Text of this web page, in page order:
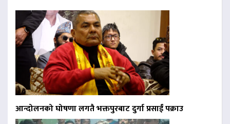
आन्दोलनको घोषणा लगतै भक्तपुरबाट दुर्गा प्रसाईं पक्राउ